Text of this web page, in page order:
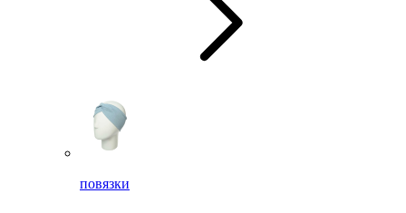
повязки